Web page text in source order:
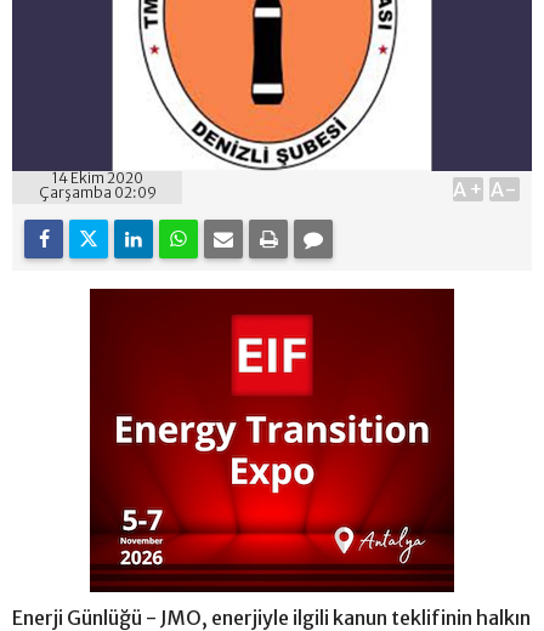
14 Ekim 2020
Çarşamba 02:09
A+ A-
Enerji Günlüğü - JMO, enerjiyle ilgili kanun teklifinin halkın